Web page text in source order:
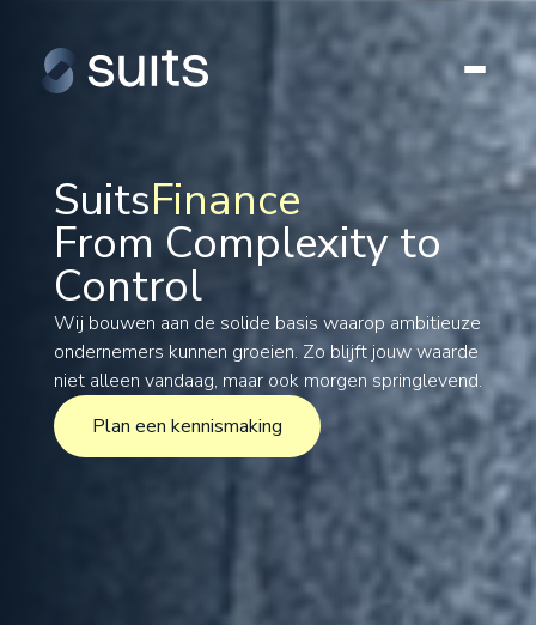
SuitsFinance
Tax
Legal
Formations
International
Projects
From Complexity to
Control
Wij bouwen aan de solide basis waarop ambitieuze
ondernemers kunnen groeien. Zo blijft jouw waarde
niet alleen vandaag, maar ook morgen springlevend.
Plan een kennismaking